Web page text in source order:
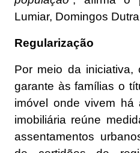
Lumiar, Domingos
Regularização
Por meio da iniciativa,
garante às famílias o
imóvel onde vivem há
imobiliária reúne
assentamentos